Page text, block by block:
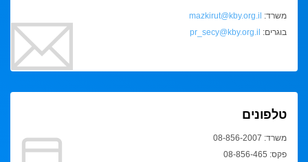
משרד: mazkirut@kby.org.il
בוגרים: pr_secy@kby.org.il
טלפונים
משרד: 08-856-2007
פקס: 08-856-465